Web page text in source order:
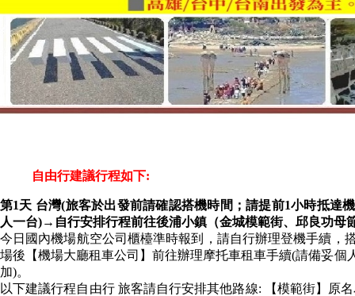
自由行建議行程如下:
第1天 台灣(旅客於出發前請確認搭機時間；請提前1小時抵達
人一台)→自行安排行程前往後浦小鎮（金城模範街、邱良功
今日國內機場航空公司櫃檯準時報到，請自行辦理登機手續
場後【機場大廳租車公司】前往辦理摩托車租車手續(請備妥
加)。
以下建議行程自由行 旅客請自行安排其他路線: 【模範街】原